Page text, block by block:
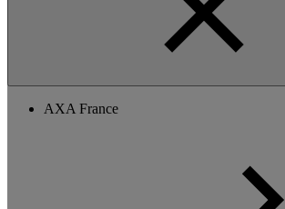
AXA France